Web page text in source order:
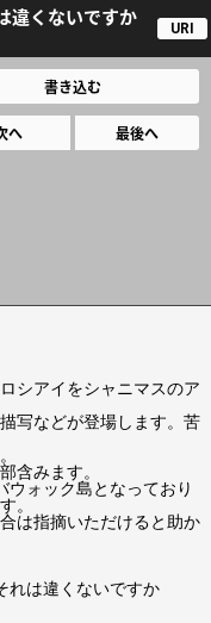
違くないですか
URI
書き込む
へ 最後へ
シアイをシャニマスのア
写などが登場します。苦
含みます。
ウォック島となっており
。
は指摘いただけると助か
れは違くないですか